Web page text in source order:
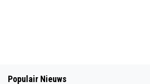
Populair Nieuws